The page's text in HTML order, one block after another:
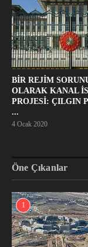
BİR REJİM
OLARAK KANAL
PROJESİ: ÇILGIN
...
4 Ocak 2020
Öne Çıkanlar
1